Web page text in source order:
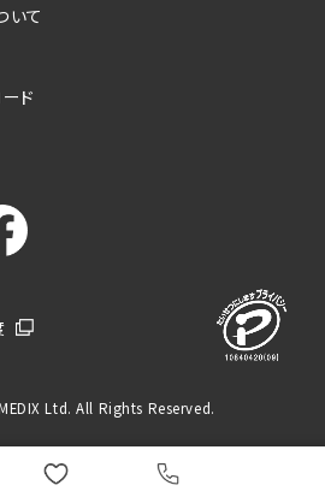
いて
ド
Ltd. All Rights Reserved.